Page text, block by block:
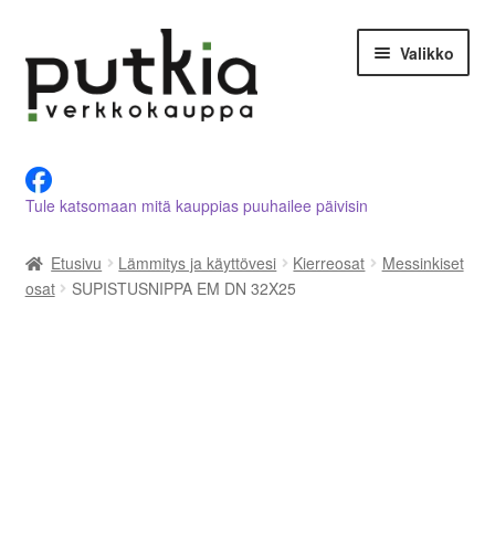
navigointiin
sisältöön
Valikko
Tietoja meistä
Asiakastilini
Tule katsomaan mitä kauppias puuhailee päivisin
Etusivu Lämmitys ja käyttövesi Kierreosat
Messinkiset
osat
SUPISTUSNIPPA EM DN 32X25